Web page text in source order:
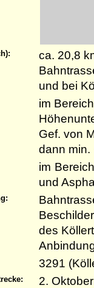
ca. 20,8
und bei
im
Gef. von
dann min.
im
und
des
3291
2.